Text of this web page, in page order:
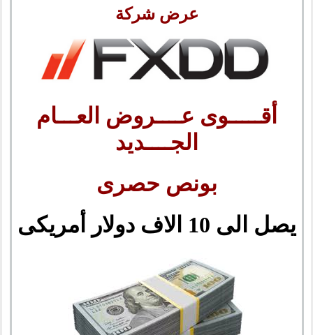
عرض شركة
أقـــــوى عــــروض العـــام
الجــــديد
بونص حصرى
يصل الى 10 الاف دولار أمريكى